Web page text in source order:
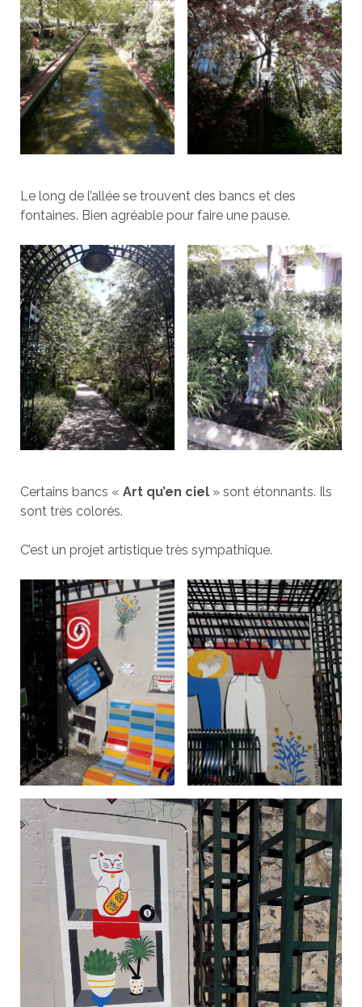
Le long de l’allée se trouvent des bancs et des
fontaines. Bien agréable pour faire une pause.
Certains bancs « Art qu’en ciel» sont étonnants. Ils
sont très colorés.
C’est un projet artistique très sympathique.